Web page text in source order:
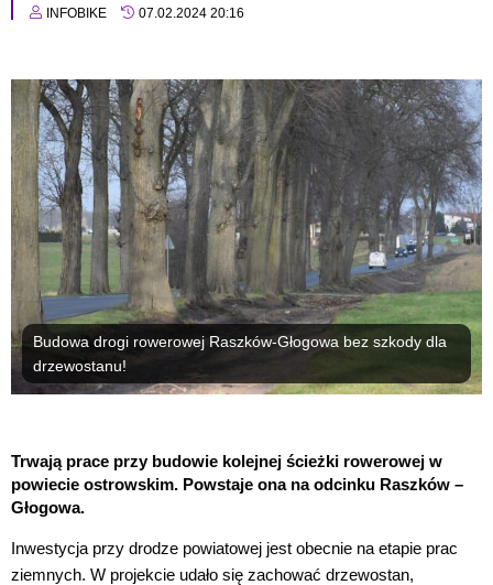
INFOBIKE 07.02.2024 20:16
Budowa drogi rowerowej Raszków-Głogowa bez szkody dla
drzewostanu!
Trwają prace przy budowie kolejnej ścieżki rowerowej w
powiecie ostrowskim. Powstaje ona na odcinku Raszków –
Głogowa.
Inwestycja przy drodze powiatowej jest obecnie na etapie prac
ziemnych. W projekcie udało się zachować drzewostan,